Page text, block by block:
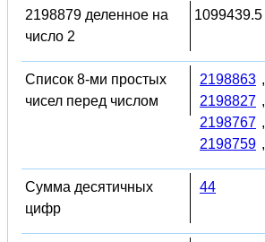
2198879 деленное на
число 2
1099439.5
Список 8-ми простых
чисел перед числом
2198863 ,
2198827 ,
2198767 ,
2198759 ,
Сумма десятичных
цифр
44